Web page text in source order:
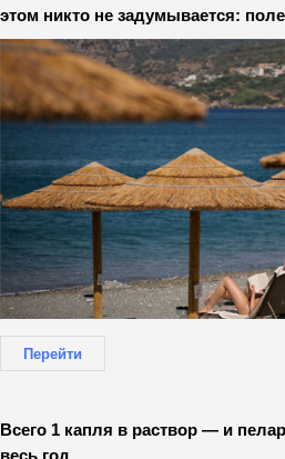
этом никто не задумывается:
Перейти
Всего 1 капля в раствор — и пеларгония цветёт непрерывно
весь год